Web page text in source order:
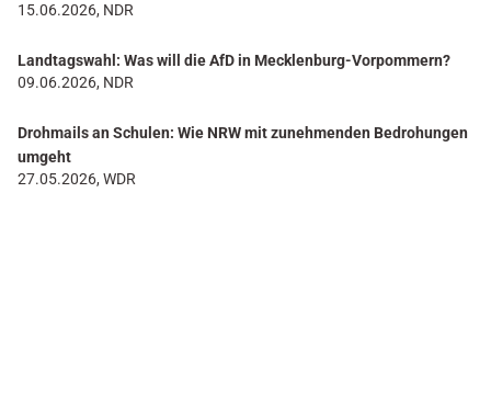
15.06.2026, NDR
Landtagswahl: Was will die AfD in Mecklenburg-Vorpommern?
09.06.2026, NDR
Drohmails an Schulen: Wie NRW mit zunehmenden Bedrohungen
umgeht
27.05.2026, WDR